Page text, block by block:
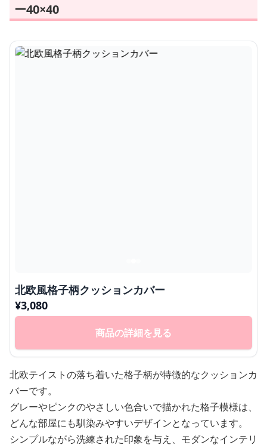
ー40×40
北欧風格子柄クッションカバー
¥3,080
商品の詳細を見る
北欧テイストの落ち着いた格子柄が特徴的なクッションカ
バーです。
グレーやピンクのやさしい色合いで描かれた格子模様は、
どんな部屋にも馴染みやすいデザインとなっています。
シンプルながら洗練された印象を与え、モダンなインテリ